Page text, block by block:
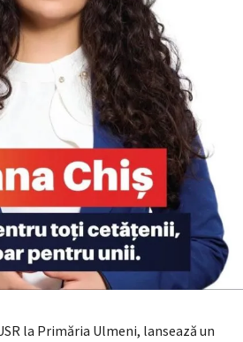
la Primăria Ulmeni, lansează un